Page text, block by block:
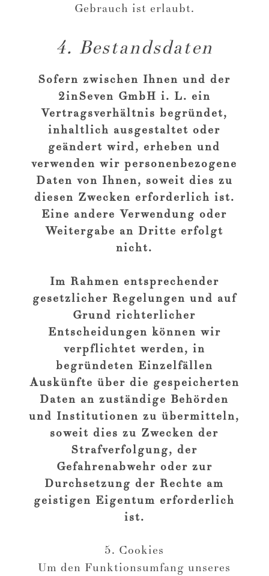
Gebrauch ist erlaubt.
4. Bestandsdaten
Sofern zwischen Ihnen und der
2inSeven GmbH i. L. ein
Vertragsverhältnis begründet,
inhaltlich ausgestaltet oder
geändert wird, erheben und
verwenden wir personenbezogene
Daten von Ihnen, soweit dies zu
diesen Zwecken erforderlich ist.
Eine andere Verwendung oder
Weitergabe an Dritte erfolgt
nicht.
Im Rahmen entsprechender
gesetzlicher Regelungen und auf
Grund richterlicher
Entscheidungen können wir
verpflichtet werden, in
begründeten Einzelfällen
Auskünfte über die gespeicherten
Daten an zuständige Behörden
und Institutionen zu übermitteln,
soweit dies zu Zwecken der
Strafverfolgung, der
Gefahrenabwehr oder zur
Durchsetzung der Rechte am
geistigen Eigentum erforderlich
ist.
5. Cookies
Um den Funktionsumfang unseres